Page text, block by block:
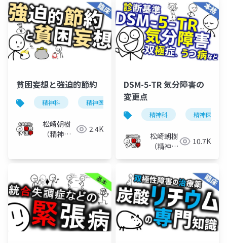
貧困妄想と強迫的節約
精神科 精神医学 うつ病
松崎朝樹
（精神科
2.4K
DSM-5-TR 気分障害の
変更点
精神科 精神医学
松崎朝樹
（精神科
10.7K